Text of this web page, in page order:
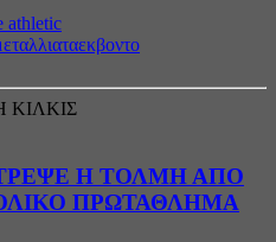
athletic
ταεκβοντο
ΚΙΛΚΙΣ
Η ΤΟΛΜΗ ΑΠΟ
ΠΡΩΤΑΘΛΗΜΑ